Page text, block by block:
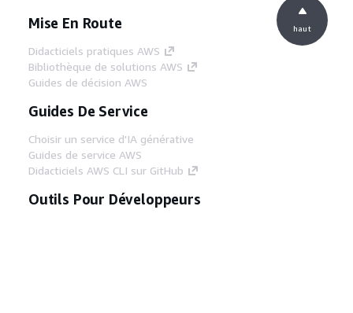
Mise En Route
Didacticiels pratiques AWS
Bibliothèque de solutions AWS
Guides de décision AWS
Guides De Service
Choisir un service d'IA générative
Guides de service AWS
Didacticiels AWS CLI sur GitHub
Outils Pour Développeurs
haut